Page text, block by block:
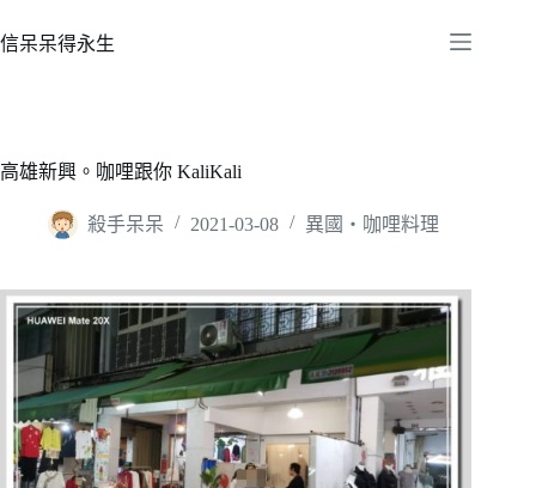
至
容
信呆呆得永生
高雄新興。咖哩跟你 KaliKali
殺手呆呆 2021-03-08 異國‧咖哩料理